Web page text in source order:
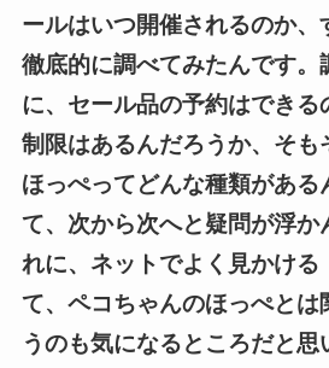
ールはいつ開催されるのか、
徹底的に調べてみたんです。
に、セール品の予約はできる
制限はあるんだろうか、そも
ほっぺってどんな種類がある
て、次から次へと疑問が浮か
れに、ネットでよく見かける
て、ペコちゃんのほっぺとは
うのも気になるところだと